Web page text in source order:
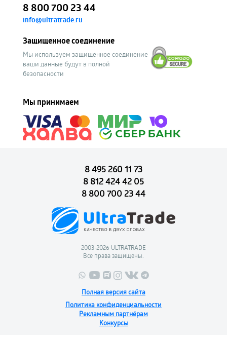
8 800 700 23 44
info@ultratrade.ru
Защищенное соединение
Мы используем защищенное соединение
ваши данные будут в полной
безопасности
Мы принимаем
8 495 260 11 73
8 812 424 42 05
8 800 700 23 44
2003-2026 ULTRATRADE
Все права защищены.
Полная версия сайта
Политика конфиденциальности
Рекламным партнёрам
Конкурсы